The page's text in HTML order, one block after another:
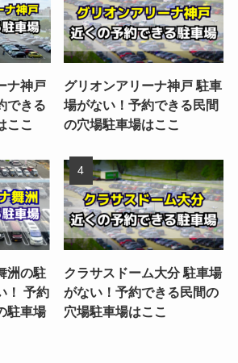
ナ神戸
できる
ここ
グリオンアリーナ神戸 駐車
場がない！予約できる民間
の穴場駐車場はここ
洲の駐
！ 予約
駐車場
クラサスドーム大分 駐車場
がない！予約できる民間の
穴場駐車場はここ